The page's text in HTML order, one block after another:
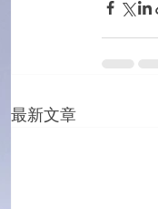
最新文章